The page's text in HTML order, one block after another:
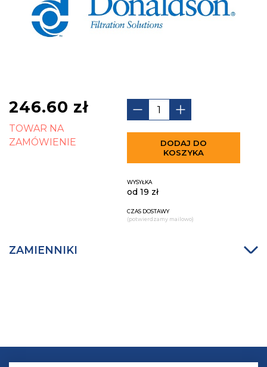
246.60 zł
TOWAR NA
ZAMÓWIENIE
DODAJ DO
KOSZYKA
WYSYŁKA
od 19 zł
CZAS DOSTAWY
(potwierdzamy mailowo)
ZAMIENNIKI